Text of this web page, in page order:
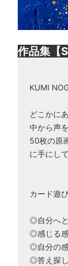
作品集【
KUMI
どこかに
中から声
50枚の原
に手にし
カード遊
◎自分へ
◎感じる
◎自分の
◎答え探